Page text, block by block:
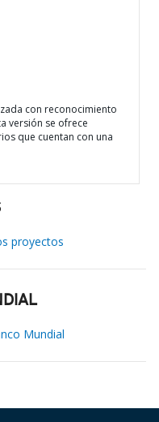
con reconocimiento
versión se ofrece
que cuentan con una
proyectos
Mundial